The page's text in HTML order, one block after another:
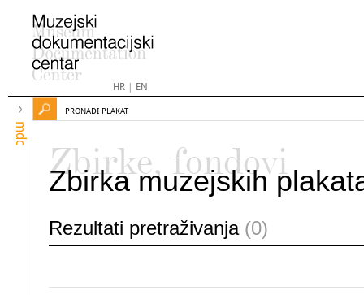
HR| EN
mdc
PRONAĐI PLAKAT
Zbirke, fondovi
Zbirka muzejskih
Rezultati pretraživanja (0)